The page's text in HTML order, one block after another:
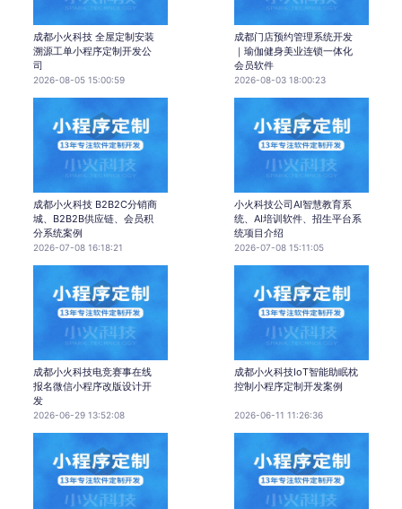
成都小火科技 全屋定制安装
溯源工单小程序定制开发公
司
2026-08-05 15:00:59
成都门店预约管理系统开发
｜瑜伽健身美业连锁一体化
会员软件
2026-08-03 18:00:23
成都小火科技 B2B2C分销商
城、B2B2B供应链、会员积
分系统案例
2026-07-08 16:18:21
小火科技公司AI智慧教育系
统、AI培训软件、招生平台系
统项目介绍
2026-07-08 15:11:05
成都小火科技电竞赛事在线
报名微信小程序改版设计开
发
2026-06-29 13:52:08
成都小火科技IoT智能助眠枕
控制小程序定制开发案例
2026-06-11 11:26:36